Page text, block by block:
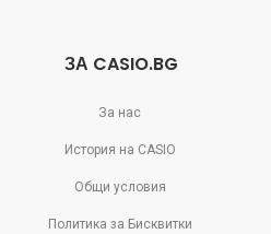
ЗА CASIO.BG
За нас
История на CASIO
Общи условия
Политика за Бисквитки